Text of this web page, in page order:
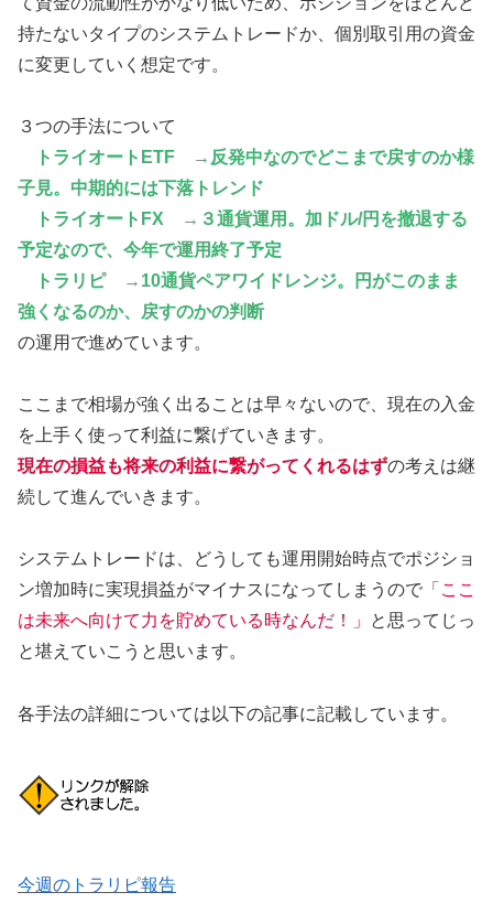
持たないタイプのシステムトレードか、個別取引用の資金
に変更していく想定です。
３つの手法について
トライオートETF →反発中なのでどこまで戻すのか様
子見。中期的には下落トレンド
トライオートFX →３通貨運用。加ドル/円を撤退する
予定なので、今年で運用終了予定
トラリピ →10通貨ペアワイドレンジ。円がこのまま
強くなるのか、戻すのかの判断
の運用で進めています。
ここまで相場が強く出ることは早々ないので、現在の入金
を上手く使って利益に繋げていきます。
現在の損益も将来の利益に繋がってくれるはずの考えは継
続して進んでいきます。
システムトレードは、どうしても運用開始時点でポジショ
ン増加時に実現損益がマイナスになってしまうので 「ここ
は未来へ向けて力を貯めている時なんだ！」
と思ってじっ
と堪えていこうと思います。
各手法の詳細については以下の記事に記載しています。
今週のトラリピ報告